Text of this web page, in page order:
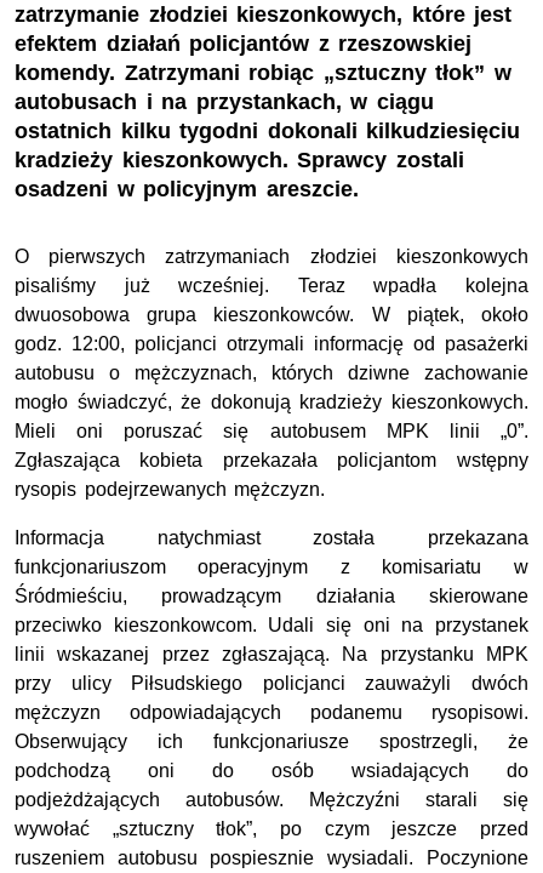
zatrzymanie złodziei kieszonkowych, które jest
efektem działań policjantów z rzeszowskiej
komendy. Zatrzymani robiąc „sztuczny tłok” w
autobusach i na przystankach, w ciągu
ostatnich kilku tygodni dokonali kilkudziesięciu
kradzieży kieszonkowych. Sprawcy zostali
osadzeni w policyjnym areszcie.
O pierwszych zatrzymaniach złodziei kieszonkowych
pisaliśmy już wcześniej. Teraz wpadła kolejna
dwuosobowa grupa kieszonkowców. W piątek, około
godz. 12:00, policjanci otrzymali informację od pasażerki
autobusu o mężczyznach, których dziwne zachowanie
mogło świadczyć, że dokonują kradzieży kieszonkowych.
Mieli oni poruszać się autobusem MPK linii „0”.
Zgłaszająca kobieta przekazała policjantom wstępny
rysopis podejrzewanych mężczyzn.
Informacja natychmiast została przekazana
funkcjonariuszom operacyjnym z komisariatu w
Śródmieściu, prowadzącym działania skierowane
przeciwko kieszonkowcom. Udali się oni na przystanek
linii wskazanej przez zgłaszającą. Na przystanku MPK
przy ulicy Piłsudskiego policjanci zauważyli dwóch
mężczyzn odpowiadających podanemu rysopisowi.
Obserwujący ich funkcjonariusze spostrzegli, że
podchodzą oni do osób wsiadających do
podjeżdżających autobusów. Mężczyźni starali się
wywołać „sztuczny tłok”, po czym jeszcze przed
ruszeniem autobusu pospiesznie wysiadali. Poczynione